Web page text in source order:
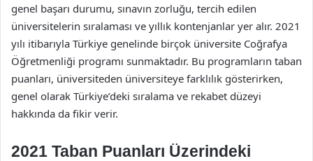
genel başarı durumu, sınavın zorluğu, tercih edilen
üniversitelerin sıralaması ve yıllık kontenjanlar yer alır. 2021
yılı itibarıyla Türkiye genelinde birçok üniversite Coğrafya
Öğretmenliği programı sunmaktadır. Bu programların taban
puanları, üniversiteden üniversiteye farklılık gösterirken,
genel olarak Türkiye’deki sıralama ve rekabet düzeyi
hakkında da fikir verir.
2021 Taban Puanları Üzerindeki